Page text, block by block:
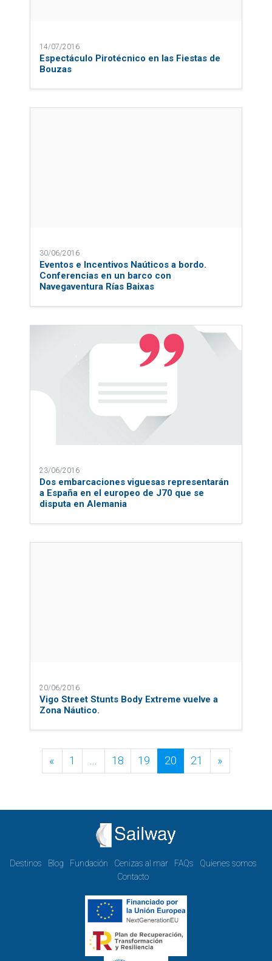
14/07/2016
Espectáculo Pirotécnico en las Fiestas de
Bouzas
30/06/2016
Eventos e Incentivos Naúticos a bordo.
Conferencias en un barco con
Navegaventura Rías Baixas
23/06/2016
Dos embarcaciones viguesas representarán
a España en el europeo de J70 que se
disputa en Alemania
20/06/2016
Vigo Street Stunts Body Extreme vuelve a
Zona Náutico.
Posts navigation
« 1 … 18 19 20 21 »
Destinos Blog Fundación Cenizas al mar FAQs
Quienes somos
Contacto